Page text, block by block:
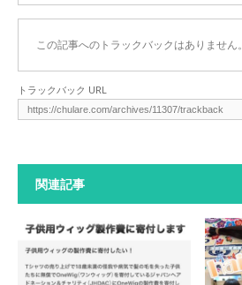
この記事へのトラックバックはありません。
トラックバック URL
関連記事